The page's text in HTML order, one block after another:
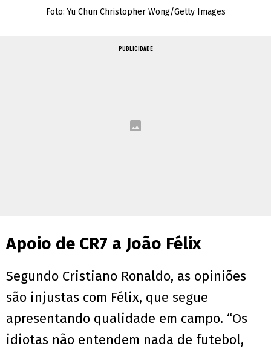
Foto: Yu Chun Christopher Wong/Getty Images
PUBLICIDADE
Apoio de CR7 a João Félix
Segundo Cristiano Ronaldo, as opiniões
são injustas com Félix, que segue
apresentando qualidade em campo. “Os
idiotas não entendem nada de futebol,